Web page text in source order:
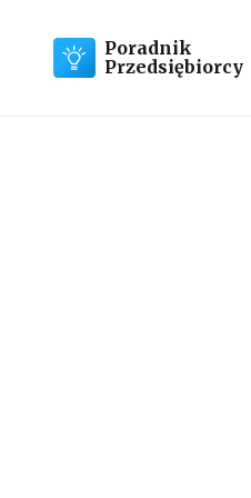
Poradnik
Przedsiębiorcy